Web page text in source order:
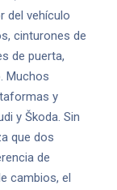
del vehículo
cinturones de
de puerta,
Muchos
y
y Škoda. Sin
que dos
de
cambios, el